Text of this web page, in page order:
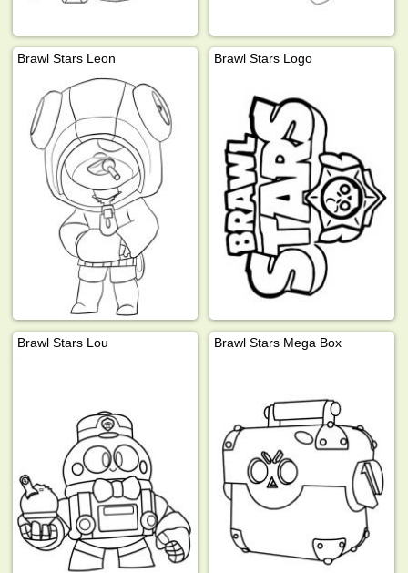
Brawl Stars Leon Brawl Stars Logo
Brawl Stars Lou Brawl Stars Mega Box